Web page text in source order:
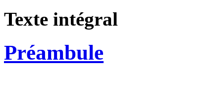
Texte intégral
Préambule